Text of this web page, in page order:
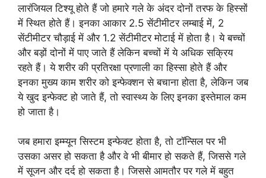
लारंजियल टिश्यू होते हैं जो हमारे गले के अंदर दोनों तरफ के हिस्सों
में स्थित होते हैं। इनका आकार 2.5 सेंटीमीटर लम्बाई में, 2
सेंटीमीटर चौड़ाई में और 1.2 सेंटीमीटर मोटाई में होता है। ये बच्चों
और बड़ों दोनों में पाए जाते हैं लेकिन बच्चों में ये अधिक सक्रिय
रहते हैं। ये शरीर की प्रतिरक्षा प्रणाली का हिस्सा होते हैं और
इनका मुख्य काम शरीर को इन्फेक्शन से बचाना होता है, लेकिन जब
ये खुद इन्फेक्ट हो जाते हैं, तो स्वास्थ्य के लिए इनका इस्तेमाल कम
हो जाता है।
जब हमारा इम्म्यून सिस्टम इन्फेक्ट होता है, तो टॉन्सिल पर भी
उसका असर हो सकता है और वे भी बीमार हो सकते हैं, जिससे गले
में सूजन और दर्द हो सकता है। जिससे आमतौर पर गले में बहुत